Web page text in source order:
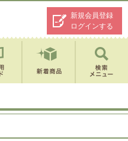
新規会員登録
ログインする